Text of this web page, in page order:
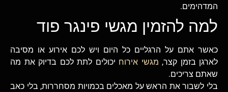
המדהימים.
למה להזמין מגשי פינגר פוד
כאשר אתם על הרגליים כל היום ויש לכם אירוע או מסיבה
לארגן בזמן קצר, מגשי אירוח יכולים לתת לכם בדיוק את מה
שאתם צריכים.
בלי לשבור את הראש על מאכלים בכמויות מסחררות, בלי כאב